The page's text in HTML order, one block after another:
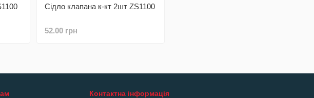
Сідло клапана к-кт 2шт ZS1100
52.00 грн
Контактна інформація